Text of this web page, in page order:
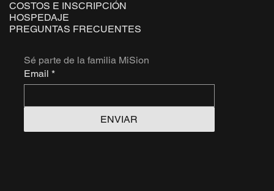
COSTOS E INSCRIPCIÓN
HOSPEDAJE
PREGUNTAS FRECUENTES
Sé parte de la familia MiSion
Email *
ENVIAR